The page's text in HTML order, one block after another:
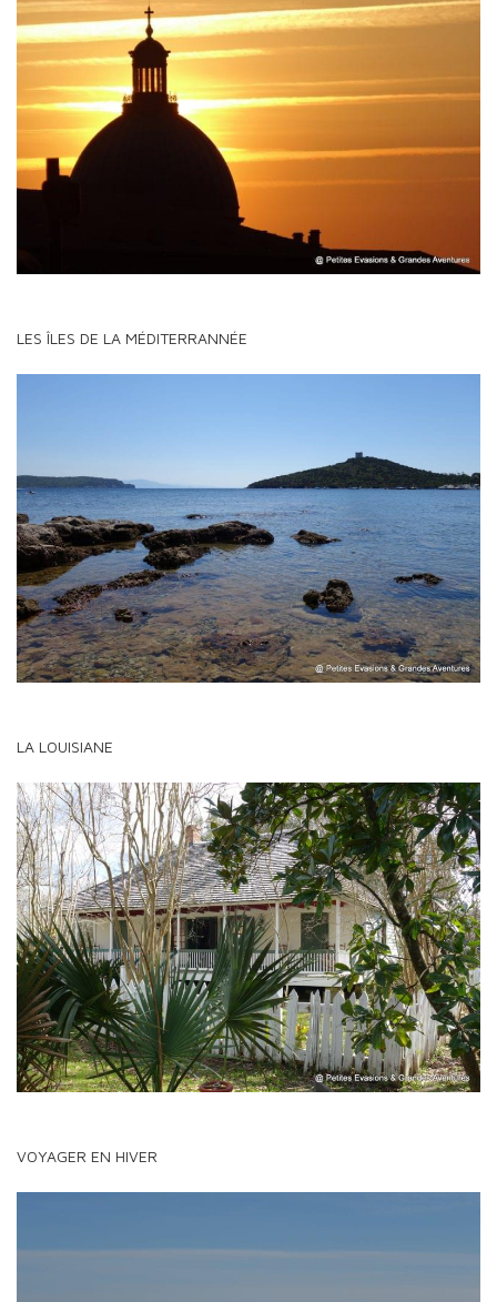
LES ÎLES DE LA MÉDITERRANNÉE
LA LOUISIANE
VOYAGER EN HIVER